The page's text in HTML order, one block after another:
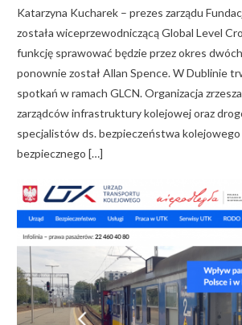
Katarzyna Kucharek – prezes zarządu
została wiceprzewodniczącą Global Level
funkcję sprawować będzie przez okres
ponownie został Allan Spence. W Dublinie
spotkań w ramach GLCN. Organizacja
zarządców infrastruktury kolejowej oraz
specjalistów ds. bezpieczeństwa
bezpiecznego […]